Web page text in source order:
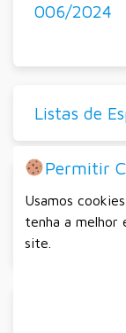
006/2024
Listas de
Todas as
infantil
2024 –
Permitir
Usamos
tenha a melhor
site.